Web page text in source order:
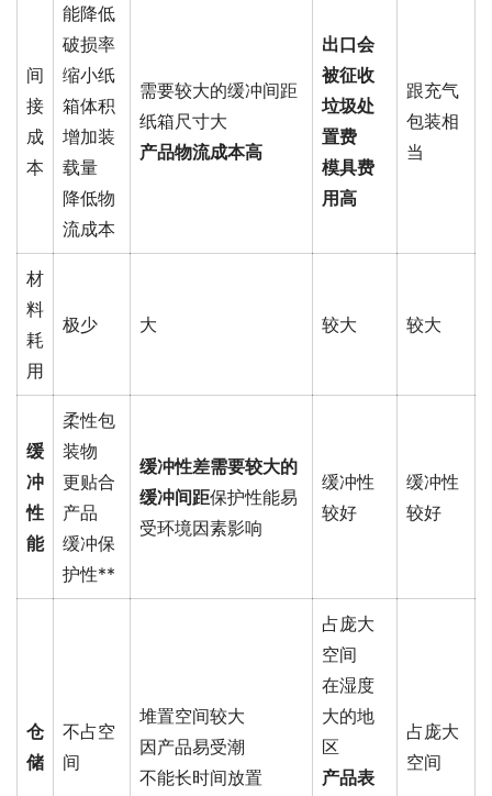
间
接
成
本
能降低
破损率
缩小纸
箱体积
增加装
载量
降低物
流成本
需要较大的缓冲间距
纸箱尺寸大
产品物流成本高
出口会
被征收
垃圾处
置费
模具费
用高
跟充气
包装相
当
材
料
耗
用
极少 大 较大 较大
缓
冲
性
能
柔性包
装物
更贴合
产品
缓冲保
护性**
缓冲性差需要较大的
缓冲间距保护性能易
受环境因素影响
缓冲性
较好
缓冲性
较好
仓
储
不占空
间
堆置空间较大
因产品易受潮
不能长时间放置
占庞大
空间
在湿度
大的地
区
产品表
占庞大
空间